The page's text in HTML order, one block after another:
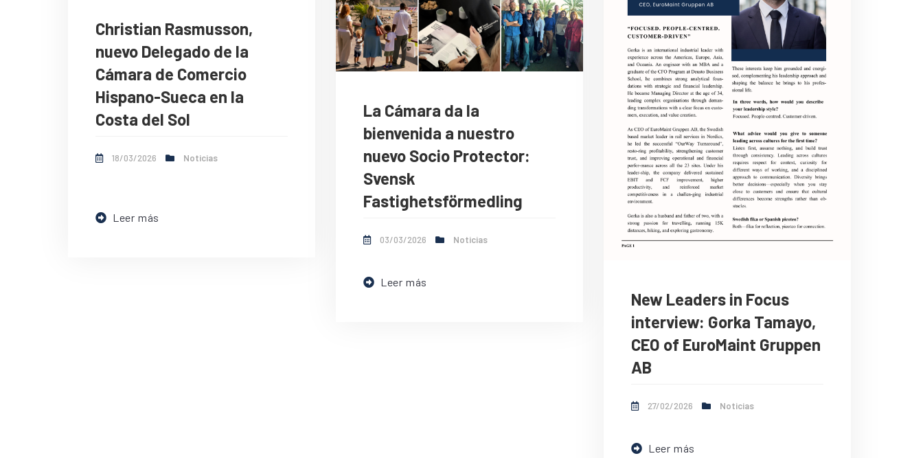
Christian Rasmusson,
nuevo Delegado de la
Cámara de Comercio
Hispano-Sueca en la
Costa del Sol
18/03/2026 Noticias
Leer más
La Cámara da la
bienvenida a nuestro
nuevo Socio Protector:
Svensk
Fastighetsförmedling
03/03/2026 Noticias
Leer más
New Leaders in Focus
interview: Gorka Tamayo,
CEO of EuroMaint Gruppen
AB
27/02/2026 Noticias
Leer más